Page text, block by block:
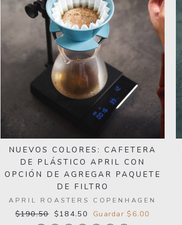
NUEVOS COLORES: CAFETERA
DE PLÁSTICO APRIL CON
OPCIÓN DE AGREGAR PAQUETE
DE FILTRO
APRIL ROASTERS COPENHAGEN
Precio
$190.50 Precio
$184.50 Guardar $6.00